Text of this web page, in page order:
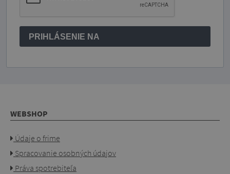
PRIHLÁSENIE NA
WEBSHOP
Údaje o frime
Spracovanie osobných údajov
Práva spotrebiteľa